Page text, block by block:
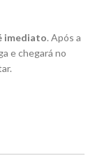
imediato. Após a
e chegará no